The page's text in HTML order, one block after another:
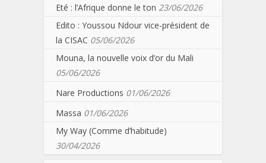
Eté : l’Afrique donne le ton 23/06/2026
Edito : Youssou Ndour vice-président de
la CISAC 05/06/2026
Mouna, la nouvelle voix d’or du Mali
05/06/2026
Nare Productions 01/06/2026
Massa 01/06/2026
My Way (Comme d’habitude)
30/04/2026